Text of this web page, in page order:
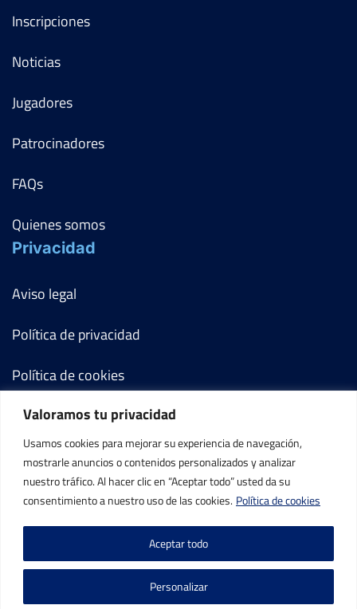
Valoramos tu privacidad
Usamos cookies para mejorar su experiencia de navegación,
mostrarle anuncios o contenidos personalizados y analizar
nuestro tráfico. Al hacer clic en “Aceptar todo” usted da su
consentimiento a nuestro uso de las cookies. Política de cookies
Personalizar
Aceptar todo
Inscripciones
Noticias
Jugadores
Patrocinadores
FAQs
Quienes somos
Privacidad
Aviso legal
Política de privacidad
Política de cookies
Términos y condiciones
Mi cuenta
Contacto